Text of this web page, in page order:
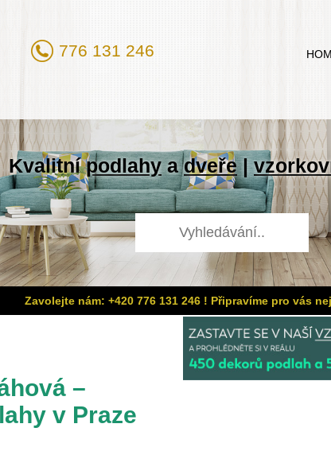
776 131 246
Kvalitnípodlahyadveře|
Zavolejte nám: +420 776 131 246 ! Připravíme pro vás
–
v Praze